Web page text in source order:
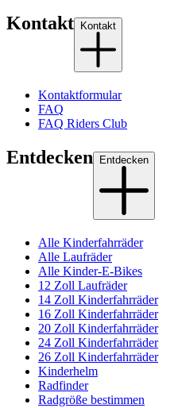
Kontakt Kontakt
Kontaktformular
FAQ
FAQ Riders Club
Entdecken Entdecken
Alle Kinderfahrräder
Alle Laufräder
Alle Kinder-E-Bikes
12 Zoll Laufräder
14 Zoll Kinderfahrräder
16 Zoll Kinderfahrräder
20 Zoll Kinderfahrräder
24 Zoll Kinderfahrräder
26 Zoll Kinderfahrräder
Kinderhelm
Radfinder
Radgröße bestimmen